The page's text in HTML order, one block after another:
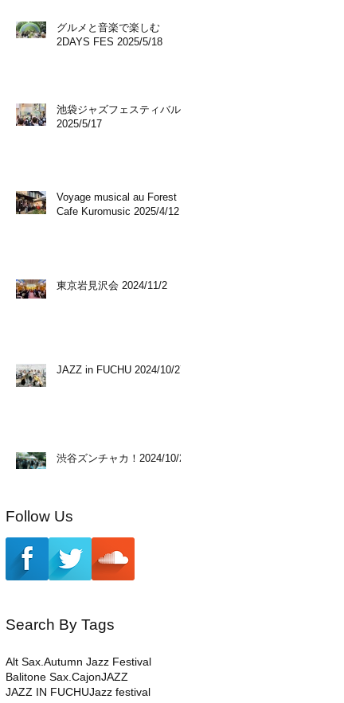
グルメと音楽で楽しむ
2DAYS FES 2025/5/18
池袋ジャズフェスティバル
2025/5/17
Voyage musical au Forest
Cafe Kuromusic 2025/4/12
東京岩見沢会 2024/11/2
JAZZ in FUCHU 2024/10/27
渋谷ズンチャカ！2024/10/20
Follow Us
Search By Tags
Alt Sax. Autumn Jazz Festival
Balitone Sax. CajonJAZZ
JAZZ IN FUCHUJazz festival